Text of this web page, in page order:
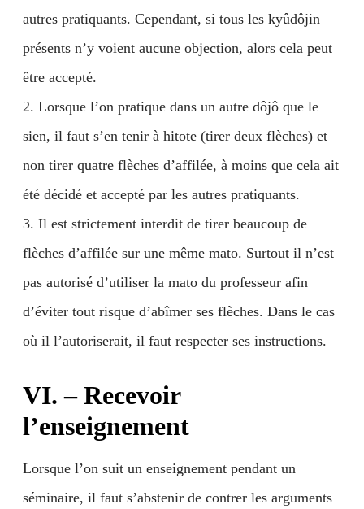
autres pratiquants. Cependant, si tous les kyûdôjin
présents n’y voient aucune objection, alors cela peut
être accepté.
2. Lorsque l’on pratique dans un autre dôjô que le
sien, il faut s’en tenir à hitote (tirer deux flèches) et
non tirer quatre flèches d’affilée, à moins que cela ait
été décidé et accepté par les autres pratiquants.
3. Il est strictement interdit de tirer beaucoup de
flèches d’affilée sur une même mato. Surtout il n’est
pas autorisé d’utiliser la mato du professeur afin
d’éviter tout risque d’abîmer ses flèches. Dans le cas
où il l’autoriserait, il faut respecter ses instructions.
VI. – Recevoir
l’enseignement
Lorsque l’on suit un enseignement pendant un
séminaire, il faut s’abstenir de contrer les arguments